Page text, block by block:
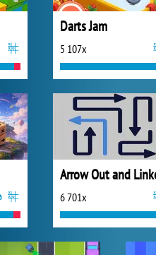
Darts Jam
5 107x
Arrow Out and
6 701x